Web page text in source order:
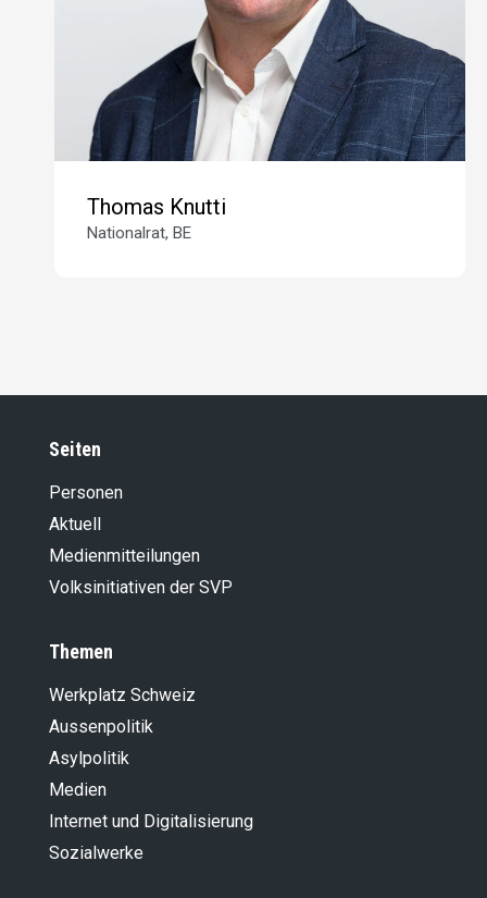
Beschiss an der Bevölkerung
01.04.2021
Gekaufte Berufsverbände
27.03.2021
Teuer, unnötig und ungerecht – Nein zum
missratenen CO2-Gesetz
18.02.2021
Solothurn dem Volk zurückgeben!
28.08.2018
EU-Hut nicht grüssen!
04.12.2017
Ein Ja, um die SRG zur Vernunft zu bringen
Ab nach Bangladesch!
«Schein-Asylanten gehen nicht heim»
Thomas Knutti
Nationalrat, BE
Seiten
Personen
Aktuell
Medienmitteilungen
Volksinitiativen der SVP
Themen
Werkplatz Schweiz
Aussenpolitik
Asylpolitik
Medien
Internet und Digitalisierung
Sozialwerke